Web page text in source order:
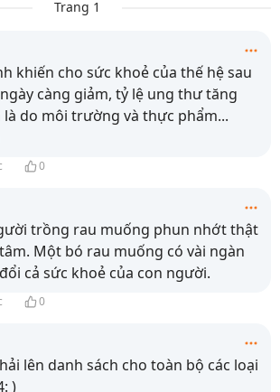
Trang 1
khiến cho sức khoẻ của thế hệ sau
càng giảm, tỷ lệ ung thư tăng
là do môi trường và thực phẩm...
0
trồng rau muống phun nhớt thật
Một bó rau muống có vài ngàn
cả sức khoẻ của con người.
0
lên danh sách cho toàn bộ các loại
)